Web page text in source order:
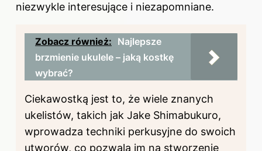
niezwykle interesujące i niezapomniane.
Zobacz również: Najlepsze
brzmienie ukulele – jaką kostkę
wybrać?
Ciekawostką jest to, że wiele znanych
ukelistów, takich jak Jake Shimabukuro,
wprowadza techniki perkusyjne do swoich
utworów, co pozwala im na stworzenie